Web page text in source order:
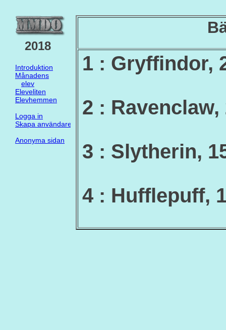
2018
Introduktion
Månadens
elev
Eleveliten
Elevhemmen
Logga in
Skapa användare
Anonyma sidan
1 : Gryffindor,
2 :
3 : Slytherin,
4 : Hufflepuff,